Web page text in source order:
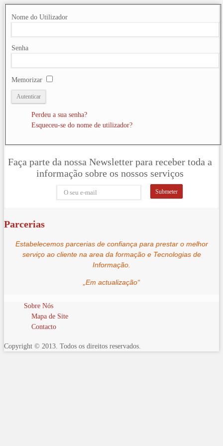
Nome do Utilizador
Senha
Memorizar
Autenticar
Perdeu a sua senha?
Esqueceu-se do nome de utilizador?
Faça parte da nossa Newsletter para receber toda a
informação sobre os nossos serviços
Parcerias
Estabelecemos parcerias de confiança para prestar o melhor
serviço ao cliente na area da formação e Tecnologias de
Informação.
„Em actualização“
Sobre Nós
Mapa de Site
Contacto
Copyright © 2013. Todos os direitos reservados.